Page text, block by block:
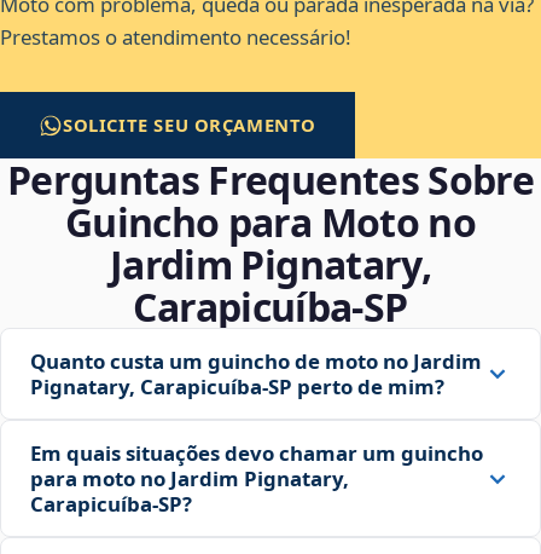
Prestamos o atendimento necessário!
SOLICITE SEU ORÇAMENTO
Perguntas Frequentes Sobre
Guincho para Moto no
Jardim Pignatary,
Carapicuíba‑SP
Quanto custa um guincho de moto no Jardim
Pignatary, Carapicuíba‑SP perto de mim?
Em quais situações devo chamar um guincho
para moto no Jardim Pignatary,
Carapicuíba‑SP?